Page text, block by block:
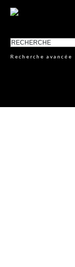
Recherche avancée